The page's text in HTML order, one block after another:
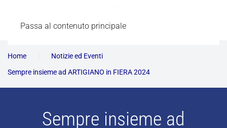
Passa al contenuto principale
Home
Notizie ed Eventi
Sempre insieme ad ARTIGIANO in FIERA 2024
Sempre insieme ad